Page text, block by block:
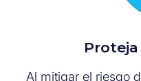
Al mitigar el riesgo